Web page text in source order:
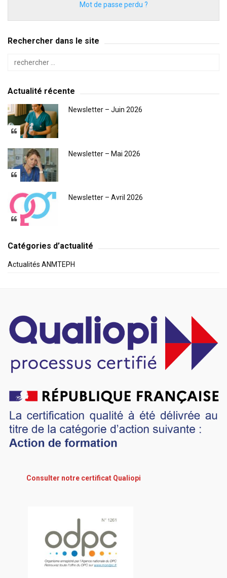
Mot de passe perdu ?
Rechercher dans le site
Actualité récente
Newsletter – Juin 2026
Newsletter – Mai 2026
Newsletter – Avril 2026
Catégories d’actualité
Actualités ANMTEPH
Consulter notre certificat Qualiopi